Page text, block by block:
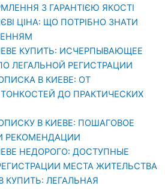
З ГАРАНТІЄЮ ЯКОСТІ
ЦІНА: ЩО ПОТРІБНО ЗНАТИ
КУПИТЬ: ИСЧЕРПЫВАЮЩЕЕ
ЛЕГАЛЬНОЙ РЕГИСТРАЦИИ
В КИЕВЕ: ОТ
ДО ПРАКТИЧЕСКИХ
В КИЕВЕ: ПОШАГОВОЕ
РЕКОМЕНДАЦИИ
НЕДОРОГО: ДОСТУПНЫЕ
МЕСТА ЖИТЕЛЬСТВА
КУПИТЬ: ЛЕГАЛЬНАЯ